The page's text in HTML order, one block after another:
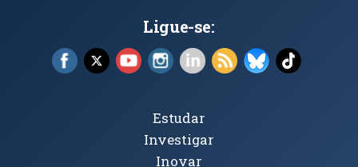
Ligue-se:
Facebook (abre em nova janela)
X (abre em nova janela)
YouTube (abre em nova janela)
Instagram (abre em nova janela)
LinkedIn (abre em nova
RSS (abre em nova
Bluesky (abre
TikTok
Tópicos Principais
Estudar
Investigar
Inovar